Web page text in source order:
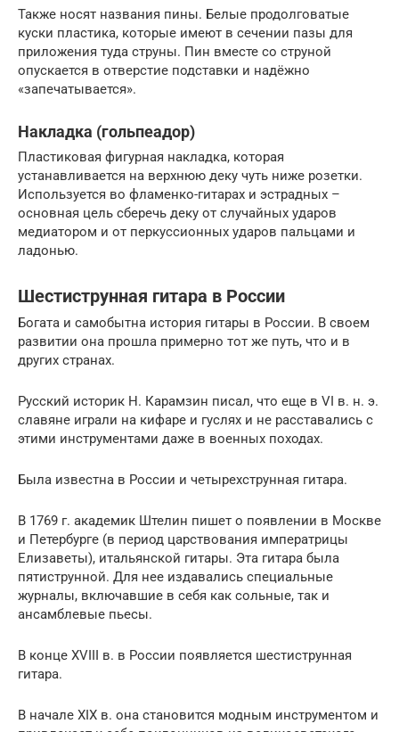
Также носят названия пины. Белые продолговатые
куски пластика, которые имеют в сечении пазы для
приложения туда струны. Пин вместе со струной
опускается в отверстие подставки и надёжно
«запечатывается».
Накладка (гольпеадор)
Пластиковая фигурная накладка, которая
устанавливается на верхнюю деку чуть ниже розетки.
Используется во фламенко-гитарах и эстрадных –
основная цель сберечь деку от случайных ударов
медиатором и от перкуссионных ударов пальцами и
ладонью.
Шестиструнная гитара в России
Богата и самобытна история гитары в России. В своем
развитии она прошла примерно тот же путь, что и в
других странах.
Русский историк Н. Карамзин писал, что еще в VI в. н. э.
славяне играли на кифаре и гуслях и не расставались с
этими инструментами даже в во­енных походах.
Была известна в России и четырехструнная ги­тара.
В 1769 г. академик Штелин пишет о появлении в Москве
и Петербурге (в период царствования императрицы
Елизаветы), итальянской гитары. Эта гитара была
пятиструнной. Для нее издавались специальные
журналы, включавшие в себя как сольные, так и
ансамблевые пьесы.
В конце XVIII в. в России появляется шести­струнная
гитара.
В начале XIX в. она становится модным инстру­ментом и